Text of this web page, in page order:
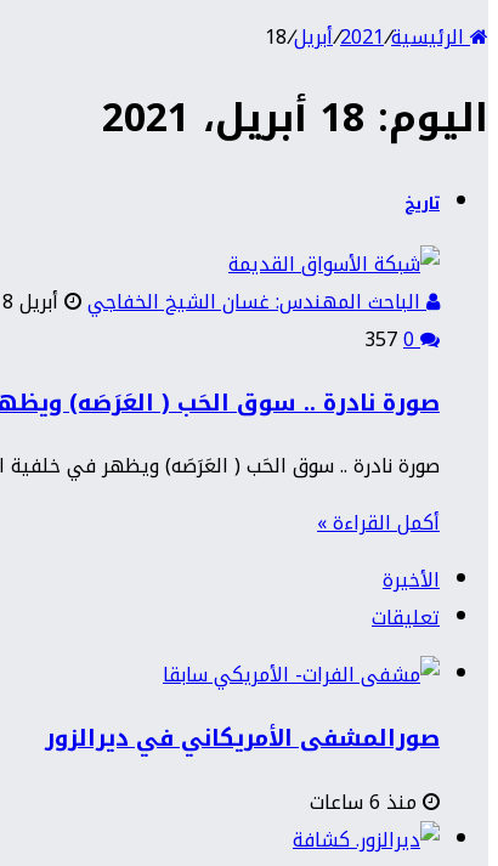
الرئيسية/
2021
/أبريل/
18
اليوم: 18 أبريل، 2021
تاريخ
الباحث المهندس: غسان الشيخ الخفاجي
أبريل 18, 2021
0
صورة نادرة .. سوق الحَب ( العَرَصَه)
صورة نادرة .. سوق الحَب ( العَرَصَه) ويظهر في خلفية
أكمل القراءة »
الأخيرة
تعليقات
صورالمشفى الأمريكاني في ديرالزور
منذ 6 ساعات